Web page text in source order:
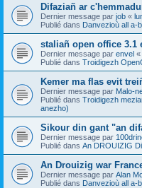
Difaziañ ar
Dernier message par job «
Publié dans Danvezioù all a-
staliañ open office 3.1
Dernier message par envel «
Publié dans Troidigezh
Kemer ma flas evit
Dernier message par Malo-
Publié dans Troidigezh
anezho)
Sikour din gant "an
Dernier message par
Publié dans An DROUIZIG
An Drouizig war
Dernier message par Alan
Publié dans Danvezioù all a-